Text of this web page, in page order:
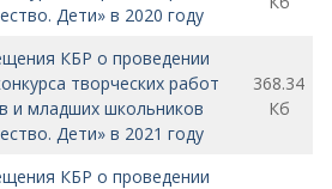
Дети» в 2020 году
КБР о проведении
творческих работ
и младших школьников
Дети» в 2021 году
368.34
Кб
КБР о проведении